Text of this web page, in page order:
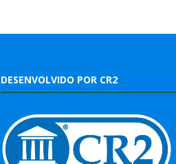
DESENVOLVIDO POR CR2